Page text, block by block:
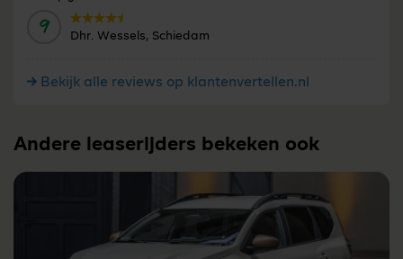
9 Door:
Dhr. Wessels, Schiedam
Bekijk alle reviews op klantenvertellen.nl
Andere leaserijders bekeken ook